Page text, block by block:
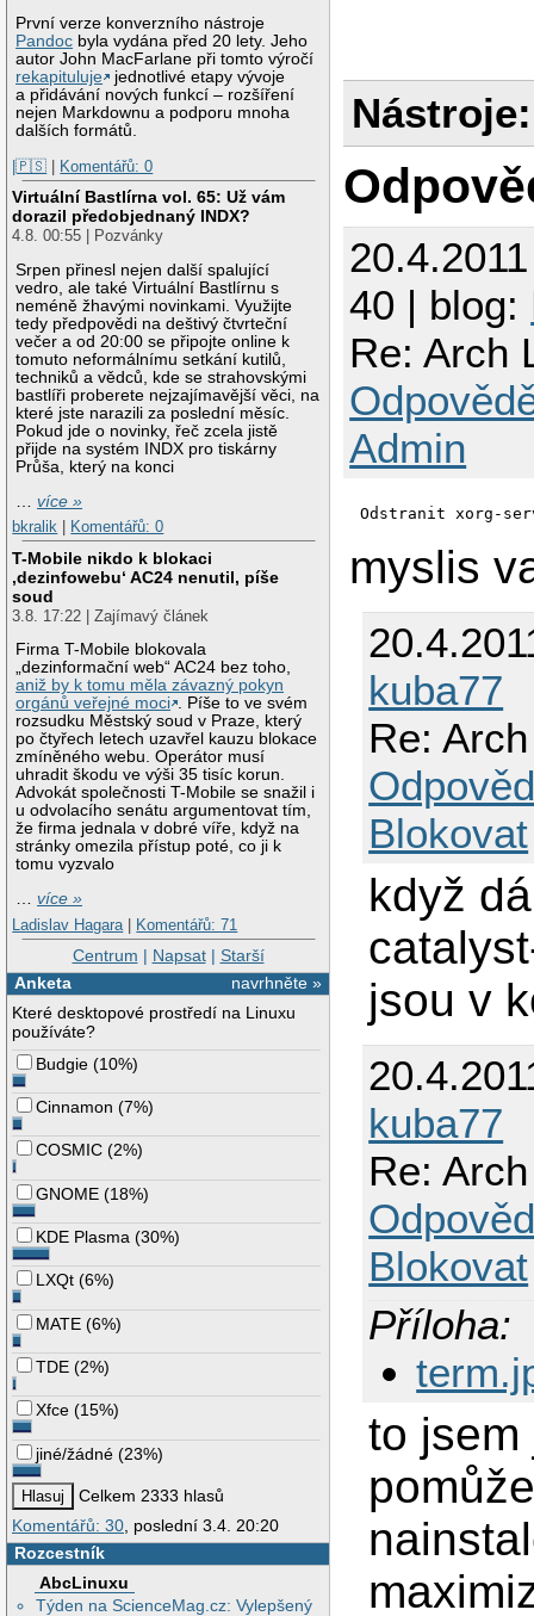
První verze konverzního nástroje
Pandoc byla vydána před 20 lety. Jeho
autor John MacFarlane při tomto výročí
rekapituluje
jednotlivé etapy vývoje
a přidávání nových funkcí – rozšíření
nejen Markdownu a podporu mnoha
dalších formátů.
|🇵🇸 | Komentářů: 0
Virtuální Bastlírna vol. 65: Už vám
dorazil předobjednaný INDX?
4.8. 00:55 | Pozvánky
Srpen přinesl nejen další spalující
vedro, ale také Virtuální Bastlírnu s
neméně žhavými novinkami. Využijte
tedy předpovědi na deštivý čtvrteční
večer a od 20:00 se připojte online k
tomuto neformálnímu setkání kutilů,
techniků a vědců, kde se strahovskými
bastlíři proberete nejzajímavější věci, na
které jste narazili za poslední měsíc.
Pokud jde o novinky, řeč zcela jistě
přijde na systém INDX pro tiskárny
Průša, který na konci
…více »
bkralik
Komentářů: 0
T-Mobile nikdo k blokaci
‚dezinfowebu‘ AC24 nenutil, píše
soud
3.8. 17:22 | Zajímavý článek
Firma T-Mobile blokovala
„dezinformační web“ AC24 bez toho,
aniž by k tomu měla závazný pokyn
orgánů veřejné moci . Píše to ve svém
rozsudku Městský soud v Praze, který
po čtyřech letech uzavřel kauzu blokace
zmíněného webu. Operátor musí
uhradit škodu ve výši 35 tisíc korun.
Advokát společnosti T-Mobile se snažil i
u odvolacího senátu argumentovat tím,
že firma jednala v dobré víře, když na
stránky omezila přístup poté, co ji k
tomu vyzvalo
…více »
Ladislav Hagara | Komentářů: 71
Centrum | Napsat| Starší
navrhněte »
Anketa
Které desktopové prostředí na Linuxu
používáte?
Budgie (10%)
Cinnamon (7%)
COSMIC (2%)
GNOME (18%)
KDE Plasma (30%)
LXQt (6%)
MATE (6%)
TDE (2%)
Xfce (15%)
jiné/žádné (23%)
Celkem 2333 hlasů
Komentářů: 30, poslední 3.4. 20:20
Rozcestník
AbcLinuxu
Týden na ScienceMag.cz: Vylepšený
Nástroje:
40 | blog:
Re: Arch
Admin
Odstranit xorg-
myslis
kuba77
Re:
Blokovat
když
jsou v
kuba77
Re:
Blokovat
Příloha:
to jsem